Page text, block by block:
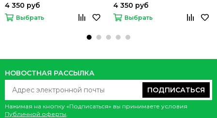
4 350 руб
Выбрать
4 350 руб
Выбрать
НОВОСТНАЯ РАССЫЛКА
ПОДПИСАТЬСЯ
Нажимая на кнопку «Подписаться» вы принимаете условия
Публичной оферты